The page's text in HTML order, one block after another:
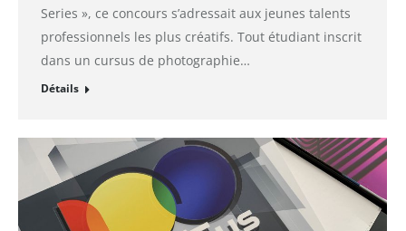
Series », ce concours s’adressait aux jeunes talents
professionnels les plus créatifs. Tout étudiant inscrit
dans un cursus de photographie…
Détails